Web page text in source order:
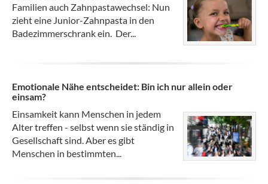
Familien auch Zahnpastawechsel: Nun
zieht eine Junior-Zahnpasta in den
Badezimmerschrank ein. Der...
Emotionale Nähe entscheidet: Bin ich nur allein oder
einsam?
Einsamkeit kann Menschen in jedem
Alter treffen - selbst wenn sie ständig in
Gesellschaft sind. Aber es gibt
Menschen in bestimmten...